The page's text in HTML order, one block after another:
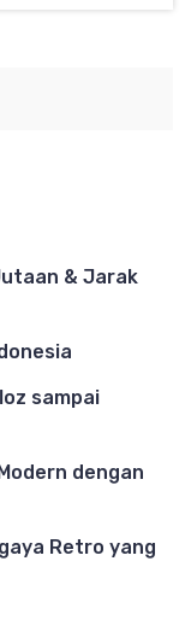
& Jarak
sampai
dengan
Retro yang